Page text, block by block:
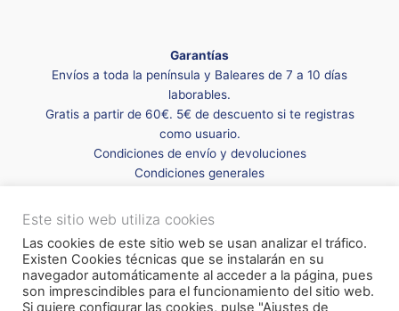
Garantías
Envíos a toda la península y Baleares de 7 a 10 días
laborables.
Gratis a partir de 60€. 5€ de descuento si te registras
como usuario.
Condiciones de envío y devoluciones
Condiciones generales
Este sitio web utiliza cookies
Las cookies de este sitio web se usan analizar el tráfico.
Existen Cookies técnicas que se instalarán en su
navegador automáticamente al acceder a la página, pues
son imprescindibles para el funcionamiento del sitio web.
Si quiere configurar las cookies, pulse "Ajustes de